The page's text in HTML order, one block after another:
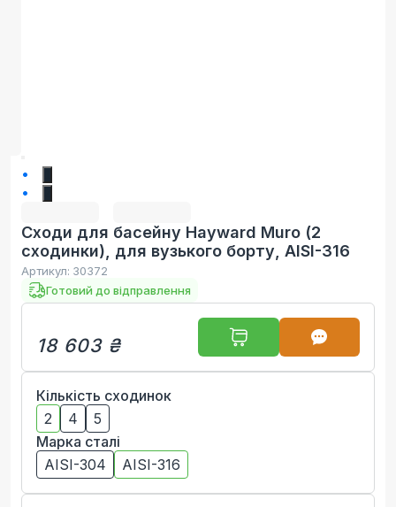
Сходи для басейну Hayward Muro (2
сходинки), для вузького борту, AISI-316
Артикул: 30372
Готовий до відправлення
18 603 ₴
Кількість сходинок
2
4
5
Марка сталі
AISI-304
AISI-316